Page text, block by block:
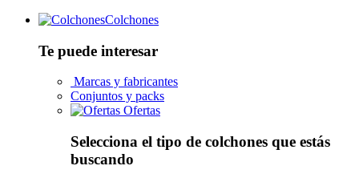
Colchones
Te puede interesar
Marcas y fabricantes
Conjuntos y packs
Ofertas
Selecciona el tipo de colchones que estás
buscando